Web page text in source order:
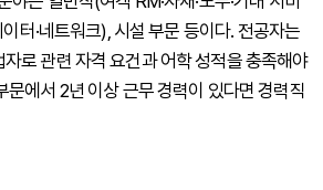
터·네트워크), 시설 부문 등이다. 전공자는
로 관련 자격 요건과 어학 성적을 충족해야
문에서 2년 이상 근무 경력이 있다면 경력직